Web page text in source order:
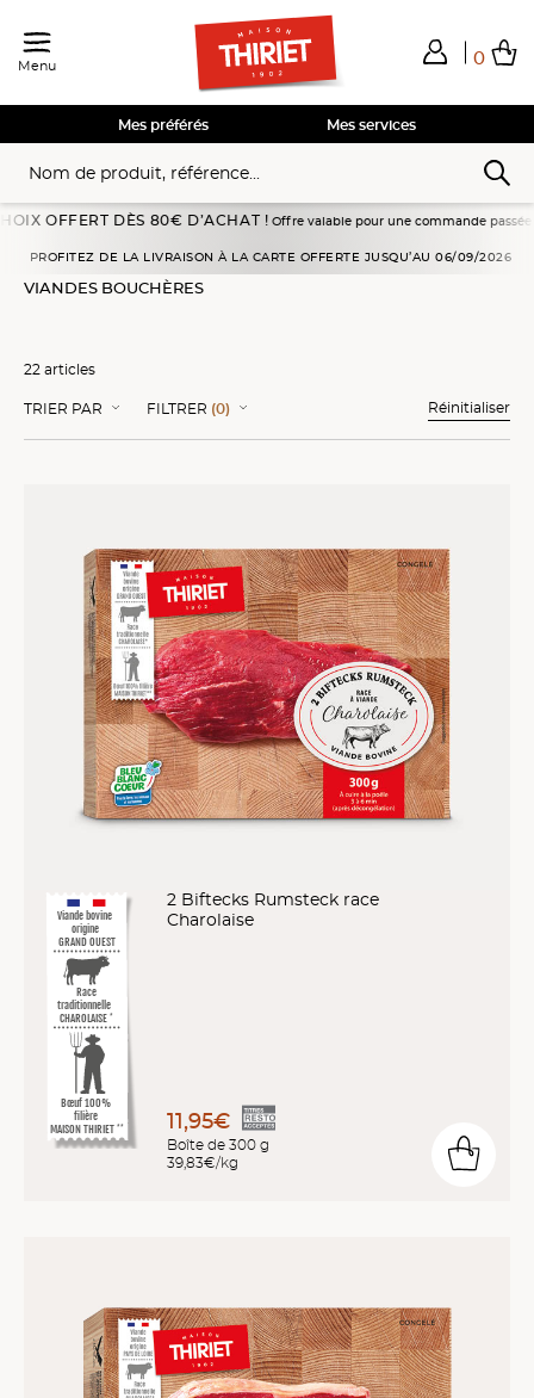
Menu 0
Total de mes achats
Voir mon panier
Voir mon panier
Voir mon panier
Voir mon panier
Mes services
Mes préférés
DÈS 80€ D’ACHAT !Offre valable pour une commande passée en livraison à
PROFITEZ DE LA LIVRAISON À LA CARTE OFFERTE JUSQU’AU 06/09/2026
VIANDES BOUCHÈRES
22 articles
TRIER PAR FILTRER (0) Réinitialiser
Viande bovine
origine
GRAND OUEST
Bœuf 100%
filière
MAISON THIRIET **
Race
traditionnelle
CHAROLAISE *
2 Biftecks Rumsteck race
Charolaise
11,95€
Boîte de 300 g
39,83€/kg